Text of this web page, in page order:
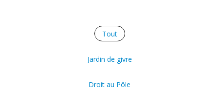
Tout
Jardin de givre
Droit au Pôle